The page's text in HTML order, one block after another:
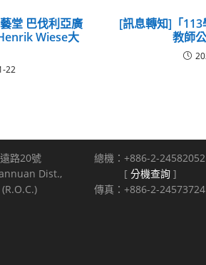
堂 巴伐利亞廣
Wiese大
22
[訊息轉知]「
教師
路20號
Dist.,
總機：+886-2-24582052
[ 分機查詢 ]
傳真：+886-2-24573724